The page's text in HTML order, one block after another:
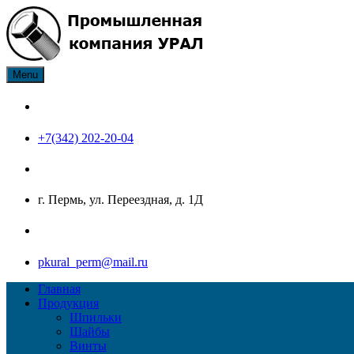
Skip
to
content
Промышленная компания
ПК Урал производитель нержавеющего крепежа: болт, гайка,
Menu
+7(342) 202-20-04
г. Пермь, ул. Переездная, д. 1Д
pkural_perm@mail.ru
Главная
Продукция
Шпильки
Шайбы
Винты